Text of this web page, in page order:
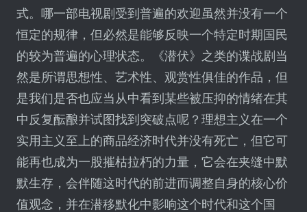
式。哪一部电视剧受到普遍的欢迎虽然并没有一个
恒定的规律，但必然是能够反映一个特定时期国民
的较为普遍的心理状态。《潜伏》之类的谍战剧当
然是所谓思想性、艺术性、观赏性俱佳的作品，但
是我们是否也应当从中看到某些被压抑的情绪在其
中反复酝酿并试图找到突破点呢？理想主义在一个
实用主义至上的商品经济时代并没有死亡，但它可
能再也成为一股摧枯拉朽的力量，它会在夹缝中默
默生存，会伴随这时代的前进而调整自身的核心价
值观念，并在潜移默化中影响这个时代和这个国